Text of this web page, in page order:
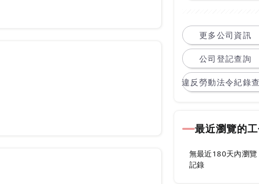
更多公司資訊
公司登記查詢
違反勞動法令紀錄
最近瀏覽的
無最近180天內瀏覽
記錄